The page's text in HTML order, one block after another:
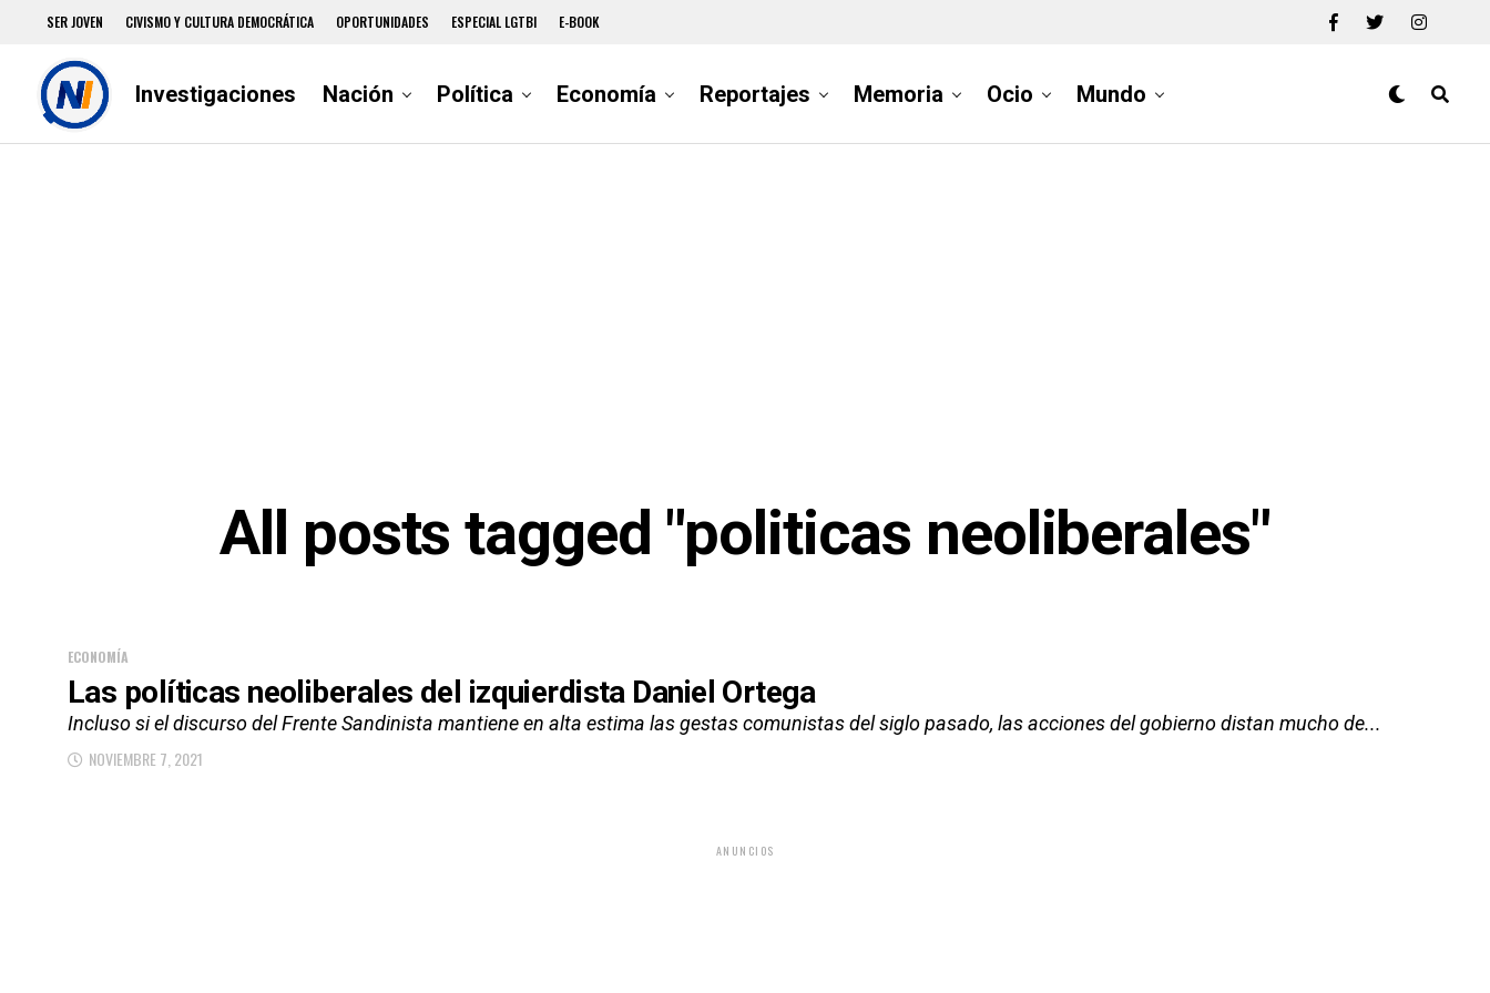
SER JOVEN CIVISMO Y CULTURA DEMOCRÁTICA OPORTUNIDADES ESPECIAL LGTBI E-BOOK
Investigaciones Nación Política Economía Reportajes Memoria Ocio Mundo
All posts tagged "politicas neoliberales"
ECONOMÍA
Las políticas neoliberales del izquierdista Daniel Ortega
Incluso si el discurso del Frente Sandinista mantiene en alta estima las gestas comunistas del siglo pasado, las acciones del gobierno distan mucho de...
NOVIEMBRE 7, 2021
ANUNCIOS